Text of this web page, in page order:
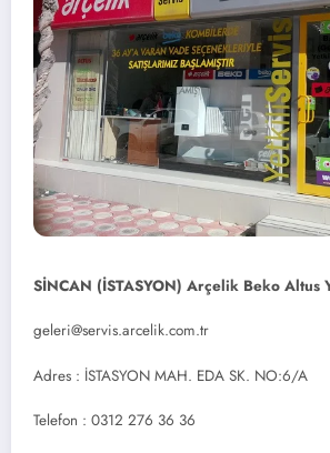
SİNCAN (İSTASYON) Arçelik Beko Altus
geleri@servis.arcelik.com.tr
Adres : İSTASYON MAH. EDA SK. NO:6/A
Telefon : 0312 276 36 36